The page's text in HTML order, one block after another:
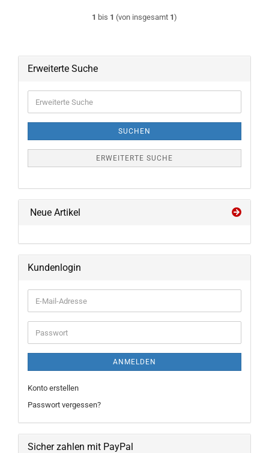
1 bis 1 (von insgesamt 1)
Erweiterte Suche
Suche
SUCHEN
ERWEITERTE SUCHE
Neue Artikel
Kundenlogin
E-
Mail-
Adresse
Passwort
ANMELDEN
Konto erstellen
Passwort vergessen?
Sicher zahlen mit PayPal